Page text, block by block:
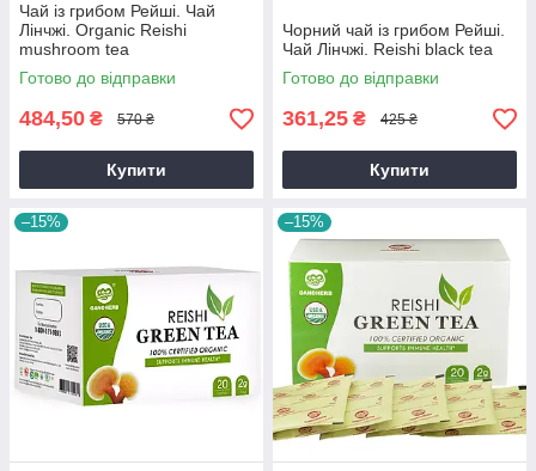
Чай із грибом Рейші. Чай
Лінчжі. Organic Reishi
mushroom tea
Готово до відправки
484,50 ₴ 570 ₴
Купити
Чорний чай із грибом Рейші.
Чай Лінчжі. Reishi black tea
Готово до відправки
361,25 ₴ 425 ₴
Купити
–15% –15%